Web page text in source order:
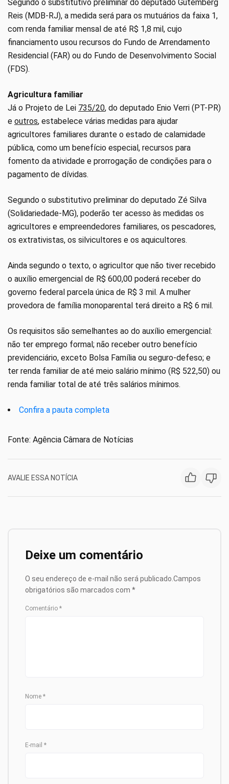
Segundo o substitutivo preliminar do deputado Gutemberg
Reis (MDB-RJ), a medida será para os mutuários da faixa 1,
com renda familiar mensal de até R$ 1,8 mil, cujo
financiamento usou recursos do Fundo de Arrendamento
Residencial (FAR) ou do Fundo de Desenvolvimento Social
(FDS).
Agricultura familiar
Já o Projeto de Lei 735/20, do deputado Enio Verri (PT-PR)
e outros, estabelece várias medidas para ajudar
agricultores familiares durante o estado de calamidade
pública, como um benefício especial, recursos para
fomento da atividade e prorrogação de condições para o
pagamento de dívidas.
Segundo o substitutivo preliminar do deputado Zé Silva
(Solidariedade-MG), poderão ter acesso às medidas os
agricultores e empreendedores familiares, os pescadores,
os extrativistas, os silvicultores e os aquicultores.
Ainda segundo o texto, o agricultor que não tiver recebido
o auxílio emergencial de R$ 600,00 poderá receber do
governo federal parcela única de R$ 3 mil. A mulher
provedora de família monoparental terá direito a R$ 6 mil.
Os requisitos são semelhantes ao do auxílio emergencial:
não ter emprego formal; não receber outro benefício
previdenciário, exceto Bolsa Família ou seguro-defeso; e
ter renda familiar de até meio salário mínimo (R$ 522,50) ou
renda familiar total de até três salários mínimos.
Confira a pauta completa
Fonte: Agência Câmara de Notícias
AVALIE ESSA NOTÍCIA
Deixe um comentário
O seu endereço de e-mail não será publicado. Campos
obrigatórios são marcados com *
Comentário *
Nome *
E-mail *